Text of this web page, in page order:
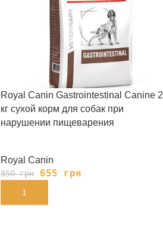
Royal Canin Gastrointestinal Canine 2
кг сухой корм для собак при
нарушении пищеварения
Royal Canin
850грн 655 грн
В КОРЗИНУ